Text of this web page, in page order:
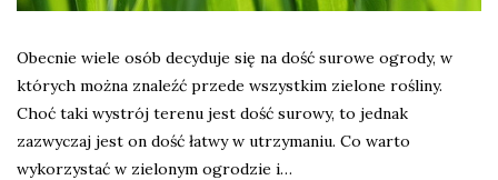
Obecnie wiele osób decyduje się na dość surowe ogrody, w
których można znaleźć przede wszystkim zielone rośliny.
Choć taki wystrój terenu jest dość surowy, to jednak
zazwyczaj jest on dość łatwy w utrzymaniu. Co warto
wykorzystać w zielonym ogrodzie i…